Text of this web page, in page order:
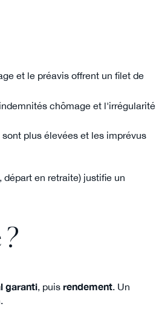
et le préavis offrent un filet de
chômage et l'irrégularité
plus élevées et les imprévus
en retraite) justifie un
garanti, puisrendement. Un